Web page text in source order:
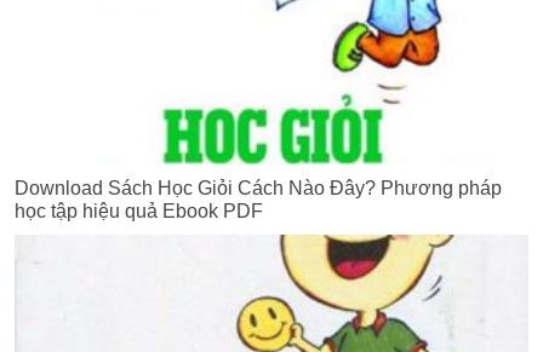
Download Sách Học Giỏi Cách Nào Đây? Phương pháp
học tập hiệu quả Ebook PDF